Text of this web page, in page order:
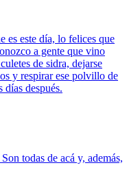
es este día, lo felices que
a gente que vino
de sidra, dejarse
y respirar ese polvillo de
días después.
todas de acá y, además,